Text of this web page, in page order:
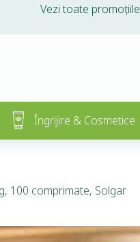
Vezi toate promoțiile
Îngrijire & Cosmetice
100 comprimate, Solgar